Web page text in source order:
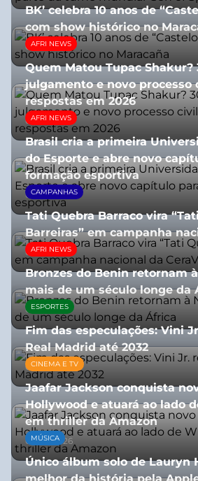
BK’ celebra 10 anos de
com show histórico no
06/08/2026
AFRI NEWS
Quem Matou Tupac Shakur?
julgamento e novo
respostas em 2026
05/08/2026
AFRI NEWS
Brasil cria a primeira
do Esporte e abre novo
formação esportiva
08/07/2026
CAMPANHAS
Tati Quebra Barraco vira
Barreiras” em campanha
08/07/2026
AFRI NEWS
Bronzes do Benin retornam
mais de um século longe da
08/07/2026
ESPORTES
Fim das especulações: Vini
Real Madrid até 2032
06/08/2026
CINEMA E TV
Jaafar Jackson conquista
Hollywood e atuará ao lado
em thriller da Amazon
06/08/2026
MÚSICA
Único álbum solo de Lauryn